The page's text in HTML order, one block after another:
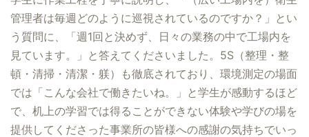
管理者は毎週どのように巡視されているのですか？」とい
う質問に、「週1回と決めず、日々の業務の中で工場内を
見ています。」と答えてくださいました。5S（整理・整
頓・清掃・清潔・躾）も徹底されており、環境測定の場面
では「こんな会社で働きたいね。」と学生が感動するほど
で、机上の学習では得ることができない体験や学びの場を
提供してくださった事業所の皆様への感謝の気持ちでいっ